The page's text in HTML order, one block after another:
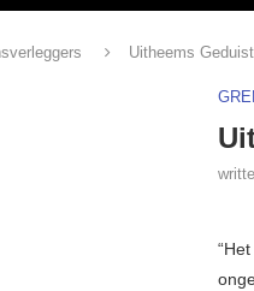
Uitheems